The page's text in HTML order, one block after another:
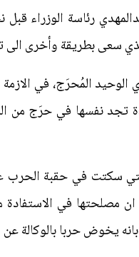
رئاسة الوزراء قبل
سعى بطريقة وأخرى
الوحيد المُحرَج، في
تجد نفسها في حرَج من
سكتت في حقبة الحرب
مصلحتها في
يخوض حربا بالوكالة